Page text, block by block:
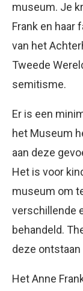
museum. Je
Frank en haar
van het
Tweede
semitisme.
Er is een
het Museum
aan deze
Het is voor
museum om
verschillende
behandeld.
deze
Het Anne